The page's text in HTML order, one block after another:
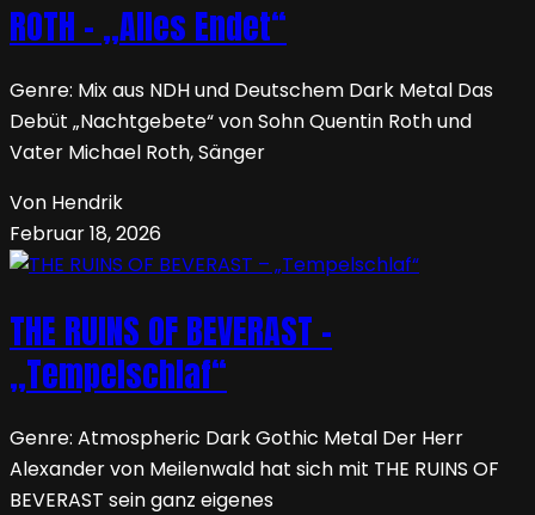
ROTH – „Alles Endet“
Genre: Mix aus NDH und Deutschem Dark Metal Das
Debüt „Nachtgebete“ von Sohn Quentin Roth und
Vater Michael Roth, Sänger
Von Hendrik
Februar 18, 2026
THE RUINS OF BEVERAST –
„Tempelschlaf“
Genre: Atmospheric Dark Gothic Metal Der Herr
Alexander von Meilenwald hat sich mit THE RUINS OF
BEVERAST sein ganz eigenes